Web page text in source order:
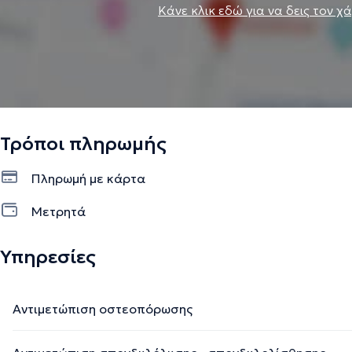
Κάνε κλικ εδώ για να δεις τον
Τρόποι πληρωμής
Πληρωμή με κάρτα
Μετρητά
Υπηρεσίες
Αντιμετώπιση οστεοπόρωσης